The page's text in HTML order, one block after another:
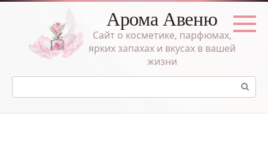
Перейти
Арома Авеню
Сайт о косметике, парфюмах,
ярких запахах и вкусах в вашей
жизни
Поиск: